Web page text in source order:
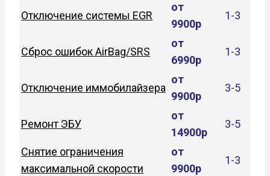
Отключение системы EGR
от
9900р
1-3
Сброс ошибок AirBag/SRS
от
6990р
1-3
Отключение иммобилайзера
от
9900р
3-5
Ремонт ЭБУ
от
14900р
3-5
Снятие ограничения
максимальной скорости
от
9900р
1-3